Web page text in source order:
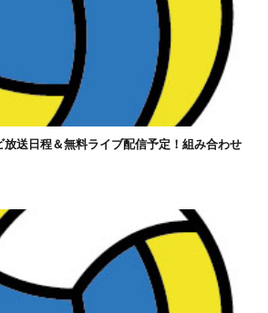
送日程＆無料ライブ配信予定！組み合わせ